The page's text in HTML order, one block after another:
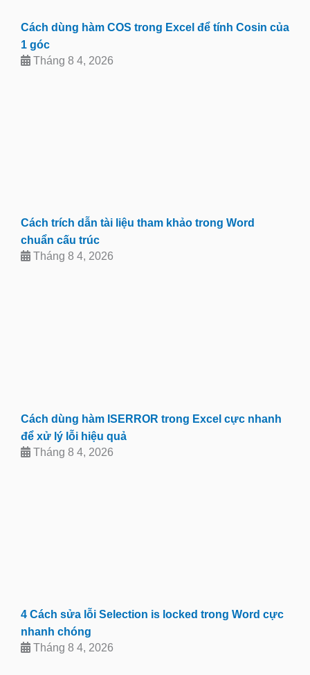
Cách dùng hàm COS trong Excel để tính Cosin của
1 góc
Tháng 8 4, 2026
Cách trích dẫn tài liệu tham khảo trong Word
chuẩn cấu trúc
Tháng 8 4, 2026
Cách dùng hàm ISERROR trong Excel cực nhanh
để xử lý lỗi hiệu quả
Tháng 8 4, 2026
4 Cách sửa lỗi Selection is locked trong Word cực
nhanh chóng
Tháng 8 4, 2026